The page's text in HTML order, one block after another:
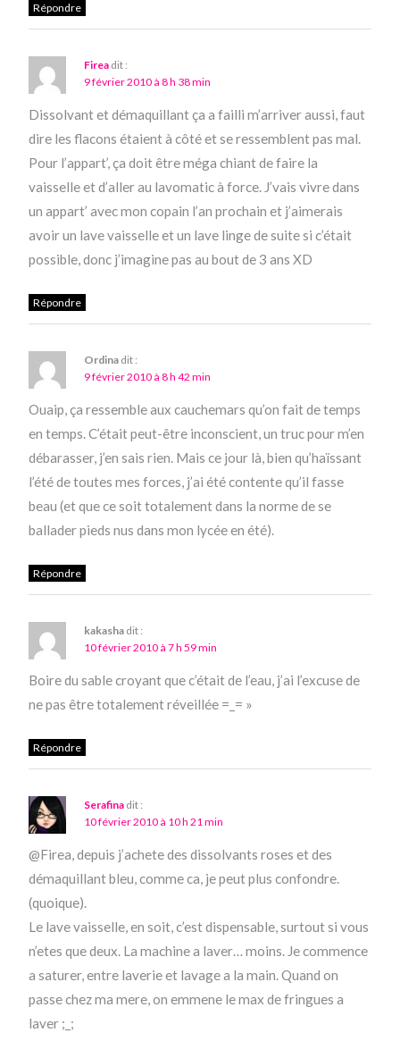
Répondre
Firea dit :
9 février 2010 à 8 h 38 min
Dissolvant et démaquillant ça a failli m’arriver aussi, faut
dire les flacons étaient à côté et se ressemblent pas mal.
Pour l’appart’, ça doit être méga chiant de faire la
vaisselle et d’aller au lavomatic à force. J’vais vivre dans
un appart’ avec mon copain l’an prochain et j’aimerais
avoir un lave vaisselle et un lave linge de suite si c’était
possible, donc j’imagine pas au bout de 3 ans XD
Répondre
Ordina dit :
9 février 2010 à 8 h 42 min
Ouaip, ça ressemble aux cauchemars qu’on fait de temps
en temps. C’était peut-être inconscient, un truc pour m’en
débarasser, j’en sais rien. Mais ce jour là, bien qu’haïssant
l’été de toutes mes forces, j’ai été contente qu’il fasse
beau (et que ce soit totalement dans la norme de se
ballader pieds nus dans mon lycée en été).
Répondre
kakasha dit :
10 février 2010 à 7 h 59 min
Boire du sable croyant que c’était de l’eau, j’ai l’excuse de
ne pas être totalement réveillée =_= »
Répondre
Serafina dit :
10 février 2010 à 10 h 21 min
@Firea, depuis j’achete des dissolvants roses et des
démaquillant bleu, comme ca, je peut plus confondre.
(quoique).
Le lave vaisselle, en soit, c’est dispensable, surtout si vous
n’etes que deux. La machine a laver… moins. Je commence
a saturer, entre laverie et lavage a la main. Quand on
passe chez ma mere, on emmene le max de fringues a
laver ;_;